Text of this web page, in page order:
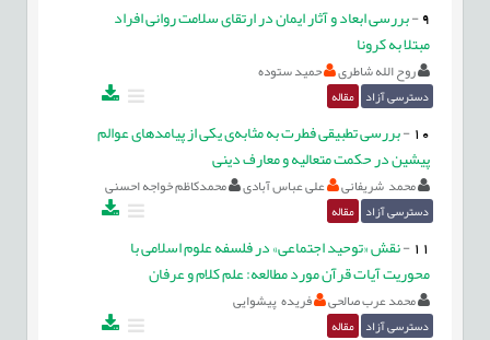
9
-بررسی ابعاد و آثار ایمان در ارتقای سلامت روانی افراد
مبتلا به کرونا
روح الله شاطری حمید ستوده
دسترسی آزاد مقاله
10
-بررسی تطبیقی فطرت به مثابه‌ی یکی از پیامدهای عوالم
پیشین در حکمت متعالیه و معارف دینی
محمد شریفانی علی عباس آبادی محمدکاظم خواجه احسنی
دسترسی آزاد مقاله
11
-نقش «توحید اجتماعی» در فلسفه علوم اسلامی با
محوریت آیات قرآن مورد مطالعه: علم کلام و عرفان
محمد عرب صالحی فریده پیشوایی
دسترسی آزاد مقاله